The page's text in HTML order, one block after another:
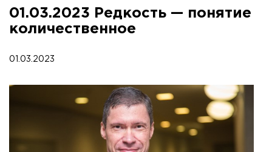
01.03.2023 Редкость — понятие
количественное
01.03.2023